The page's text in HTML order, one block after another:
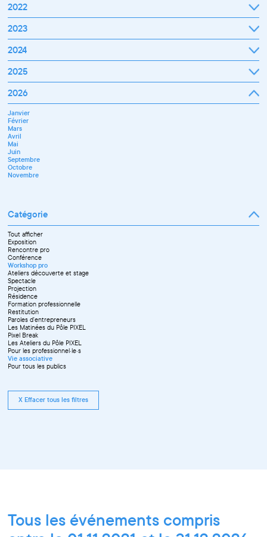
2022
Janvier
Février
Mars
Avril
Juillet
Septembre
Octobre
Novembre
Décembre
2023
Janvier
Février
Mars
Avril
Septembre
Octobre
Novembre
Décembre
2024
Janvier
Février
Mars
Avril
Juin
Juillet
Septembre
Novembre
Décembre
2025
Janvier
Février
Mars
Avril
Mai
Juin
Juillet
Septembre
Octobre
Novembre
Décembre
2026
Janvier
Février
Mars
Avril
Mai
Juin
Septembre
Octobre
Novembre
Catégorie
Tout afficher
Exposition
Rencontre pro
Conférence
Workshop pro
Ateliers découverte et stage
Spectacle
Projection
Résidence
Formation professionnelle
Restitution
Paroles d'entrepreneurs
Les Matinées du Pôle PIXEL
Pixel Break
Les Ateliers du Pôle PIXEL
Pour les professionnel·le·s
Vie associative
Pour tous les publics
X Effacer tous les filtres
Tous les événements compris